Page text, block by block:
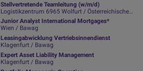
Stellvertretende Teamleitung (w/m/d)
Logistikzentrum 6965 Wolfurt / Österreichische Post
Junior Analyst International Mortgages*
Wien / Bawag
Leasingabwicklung Vertriebsinnendienst
Klagenfurt / Bawag
Expert Asset Liability Management
Klagenfurt / Bawag